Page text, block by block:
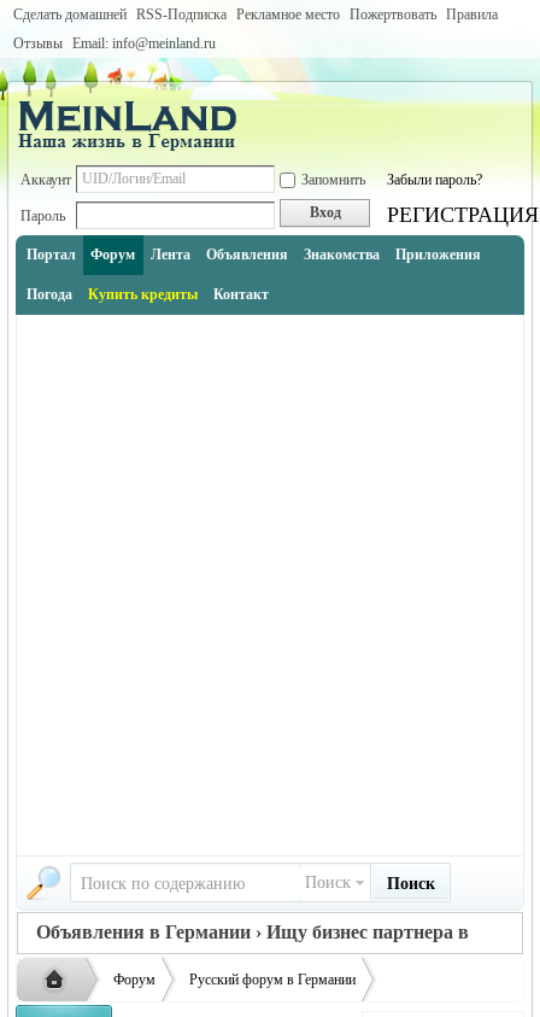
Сделать домашней RSS-Подписка Рекламное место Пожертвовать Правила
Отзывы Email: info@meinland.ru
Аккаунт Запомнить Забыли пароль?
Пароль Вход РЕГИСТРАЦИЯ
Портал Форум Лента Объявления Знакомства Приложения
Погода Купить кредиты Контакт
Поиск Поиск
Объявления в Германии › Ищу бизнес партнера в
ГерманииФорум Русский форум в Германии